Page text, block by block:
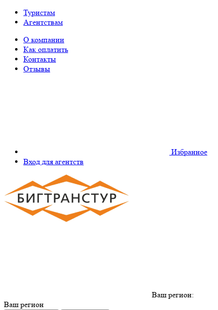
Туристам
Агентствам
О компании
Как оплатить
Контакты
Отзывы
Избранное
Вход для агентств
Ваш регион:
Ваш регион